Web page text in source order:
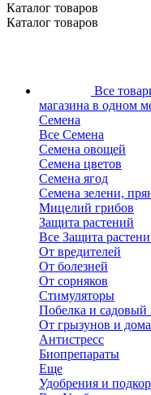
Каталог товаров
Каталог товаров
Все
магазина в одном
Семена
Все Семена
Семена овощей
Семена цветов
Семена ягод
Семена зелени,
Мицелий грибов
Защита растений
Все Защита
От вредителей
От болезней
От сорняков
Стимуляторы
Побелка и садовый
От грызунов и
Антистресс
Биопрепараты
Еще
Удобрения и